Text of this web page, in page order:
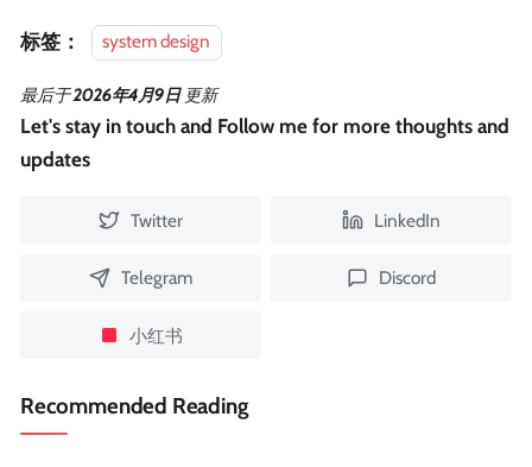
标签： system design
最后于2026年4月9日 更新
Let's stay in touch and Follow me for more thoughts and
updates
Twitter LinkedIn
Telegram Discord
小红书
Recommended Reading